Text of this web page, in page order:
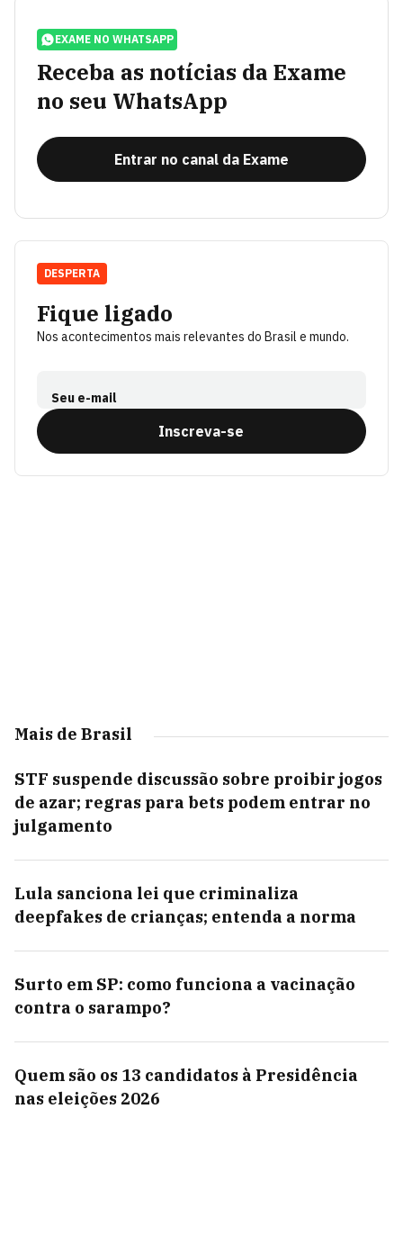
EXAME NO WHATSAPP
Receba as notícias da Exame
no seu WhatsApp
Entrar no canal da Exame
Fique ligado
Nos acontecimentos mais relevantes do Brasil e mundo.
Seu e-mail
Inscreva-se
DESPERTA
Mais de Brasil
STF suspende discussão sobre proibir jogos
de azar; regras para bets podem entrar no
julgamento
Lula sanciona lei que criminaliza
deepfakes de crianças; entenda a norma
Surto em SP: como funciona a vacinação
contra o sarampo?
Quem são os 13 candidatos à Presidência
nas eleições 2026